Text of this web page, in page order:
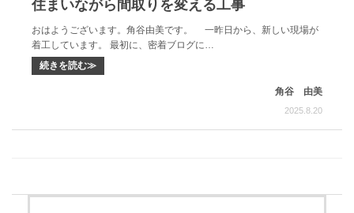
住まいながら間取りを変える工事
おはようございます。角谷由美です。 一昨日から、新しい現場が
着工しています。 最初に、密着ブログに…
続きを読む≫
角谷 由美
2025.8.20